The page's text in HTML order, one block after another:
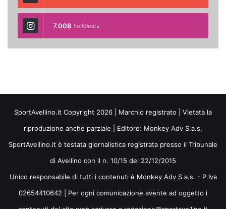
7.008 Followers
SportAvellino.it Copyright 2026 | Marchio registrato | Vietata la
riproduzione anche parziale | Editore: Monkey Adv S.a.s.
SportAvellino.it è testata giornalistica registrata presso il Tribunale
di Avellino con il n. 10/15 del 22/12/2015
Unico responsabile di tutti i contenuti è Monkey Adv S.a.s. - P.Iva
02654410642 | Per ogni comunicazione avente ad oggetto i